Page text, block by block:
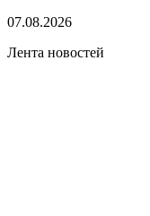
07.08.2026
Лента новостей